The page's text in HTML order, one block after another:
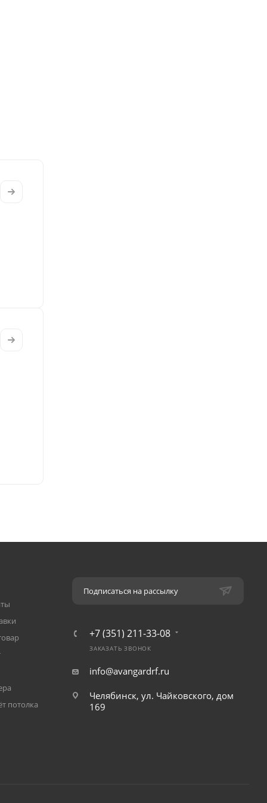
потолка
Подписаться на рассылку
+7 (351) 211-33-08
ЗАКАЗАТЬ ЗВОНОК
info@avangardrf.ru
Челябинск, ул. Чайковского, дом
169